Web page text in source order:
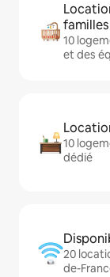
familles
10
et des
10
dédié
20
de-